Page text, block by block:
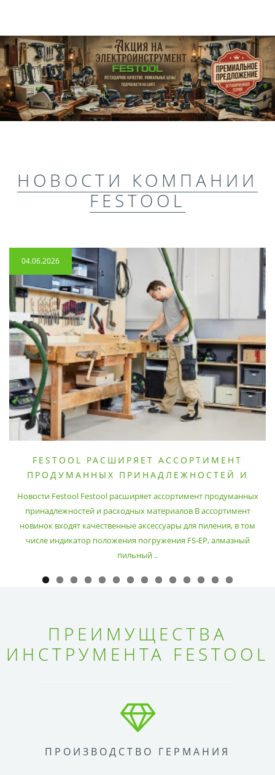
НОВОСТИ КОМПАНИИ
FESTOOL
04.06.2026
FESTOOL РАСШИРЯЕТ АССОРТИМЕНТ
ПРОДУМАННЫХ ПРИНАДЛЕЖНОСТЕЙ И
Новости Festool Festool расширяет ассортимент продуманных
принадлежностей и расходных материалов В ассортимент
новинок входят качественные аксессуары для пиления, в том
числе индикатор положения погружения FS-EP, алмазный
пильный ..
ПРЕИМУЩЕСТВА
ИНСТРУМЕНТА FESTOOL
ПРОИЗВОДСТВО ГЕРМАНИЯ